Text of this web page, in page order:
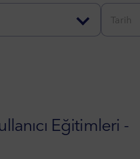
Eğitimleri -